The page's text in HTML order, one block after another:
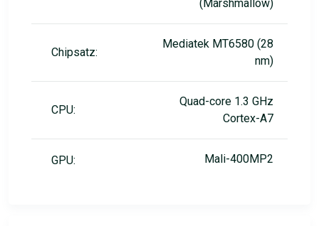
(Marshmallow)
Chipsatz:
Mediatek MT6580 (28
nm)
CPU:
Quad-core 1.3 GHz
Cortex-A7
GPU: Mali-400MP2